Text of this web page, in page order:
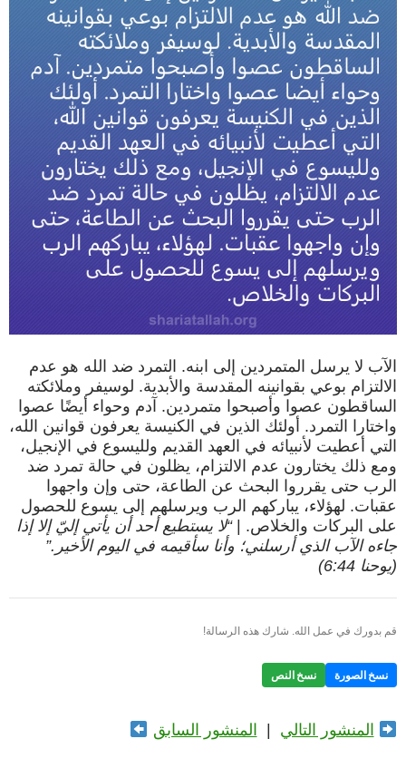
الآب لا يرسل المتمردين إلى ابنه. التمرد ضد الله هو عدم
الالتزام بوعي بقوانينه المقدسة والأبدية. لوسيفر وملائكته
الساقطون عصوا وأصبحوا متمردين. آدم وحواء أيضًا عصوا
واختارا التمرد. أولئك الذين في الكنيسة يعرفون قوانين الله،
التي أعطيت لأنبيائه في العهد القديم ولليسوع في الإنجيل،
ومع ذلك يختارون عدم الالتزام، يظلون في حالة تمرد ضد
الرب حتى يقرروا البحث عن الطاعة، حتى وإن واجهوا
عقبات. لهؤلاء، يباركهم الرب ويرسلهم إلى يسوع للحصول
على البركات والخلاص. |“لا يستطيع أحد أن يأتي إليّ إلا إذا
جاءه الآب الذي أرسلني؛ وأنا سأقيمه في اليوم الأخير.”
(يوحنا 6:44)
قم بدورك في عمل الله. شارك هذه الرسالة!
نسخ الصورة نسخ النص
المنشور التالي المنشور السابق